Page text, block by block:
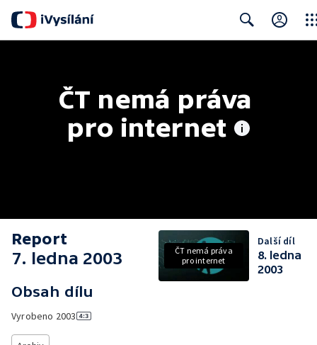
ČT nemá práva
pro internet
Report
7. ledna 2003
Obsah dílu
Vyrobeno 2003
ČT nemá práva
pro internet
Další díl
8. ledna
2003